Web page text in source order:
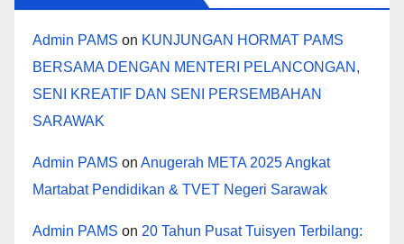
Admin PAMS on KUNJUNGAN HORMAT PAMS
BERSAMA DENGAN MENTERI PELANCONGAN,
SENI KREATIF DAN SENI PERSEMBAHAN
SARAWAK
Admin PAMS on Anugerah META 2025 Angkat
Martabat Pendidikan & TVET Negeri Sarawak
Admin PAMS on 20 Tahun Pusat Tuisyen Terbilang: